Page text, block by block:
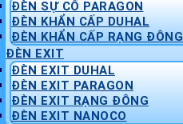
ĐÈN SỰ CỐ PARAGON
ĐÈN KHẨN CẤP DUHAL
ĐÈN KHẨN CẤP RẠNG ĐÔNG
ĐÈN EXIT
ĐÈN EXIT DUHAL
ĐÈN EXIT PARAGON
ĐÈN EXIT RẠNG ĐÔNG
ĐÈN EXIT NANOCO